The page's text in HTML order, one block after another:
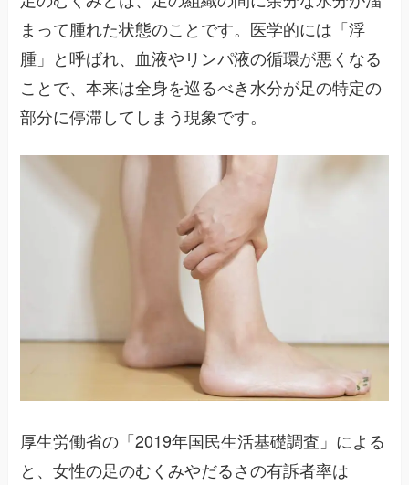
まって腫れた状態のことです。医学的には「浮
腫」と呼ばれ、血液やリンパ液の循環が悪くなる
ことで、本来は全身を巡るべき水分が足の特定の
部分に停滞してしまう現象です。
厚生労働省の「2019年国民生活基礎調査」による
と、女性の足のむくみやだるさの有訴者率は